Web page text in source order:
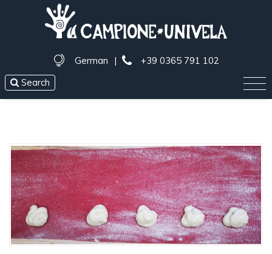
German |
+39 0365 791 102
Search